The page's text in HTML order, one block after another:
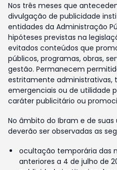
Nos três meses que
divulgação de publicidade
entidades da Administração
hipóteses previstas na
evitados conteúdos que
públicos, programas, obras,
gestão. Permanecem
estritamente administrativas,
emergenciais ou de utilidade
caráter publicitário ou
No âmbito do Ibram e de
deverão ser observadas as
ocultação temporária das
anteriores a 4 de julho de